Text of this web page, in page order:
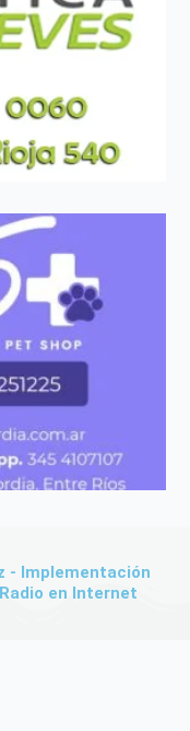
- Implementación
en Internet